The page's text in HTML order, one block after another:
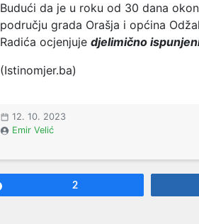
Budući da je u roku od 30 dana
području grada Orašja i općina
Radića ocjenjuje djelimično
(Istinomjer.ba)
12. 10. 2023
Emir Velić
2